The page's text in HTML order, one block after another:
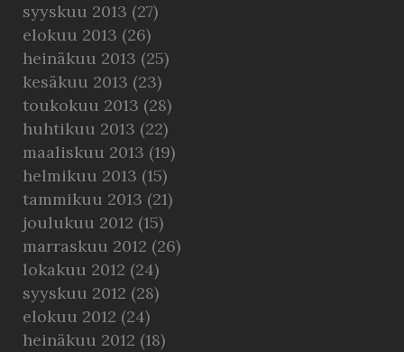
syyskuu 2013 (27)
elokuu 2013 (26)
heinäkuu 2013 (25)
kesäkuu 2013 (23)
toukokuu 2013 (28)
huhtikuu 2013 (22)
maaliskuu 2013 (19)
helmikuu 2013 (15)
tammikuu 2013 (21)
joulukuu 2012 (15)
marraskuu 2012 (26)
lokakuu 2012 (24)
syyskuu 2012 (28)
elokuu 2012 (24)
heinäkuu 2012 (18)